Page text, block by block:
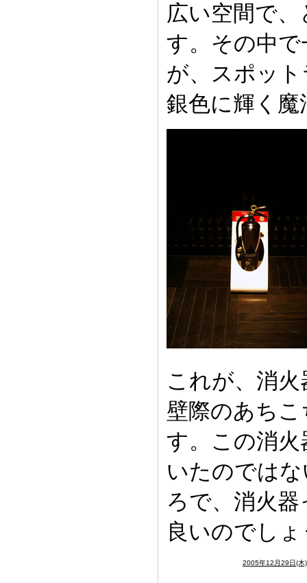
広い空間で
す。その中
が、スポッ
銀色に輝く
これが、消
壁際のあち
す。この消
いたのでは
ろで、消火
良いのでし
2005年12月29日(木